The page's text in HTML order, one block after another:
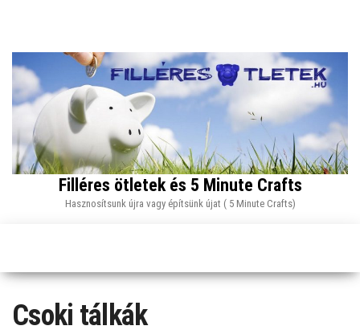
Filléres ötletek és 5 Minute Crafts
Hasznosítsunk újra vagy építsünk újat ( 5 Minute Crafts)
Csoki tálkák